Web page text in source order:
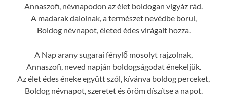
Annaszofi, névnapodon az élet boldogan vigyáz rád.
A madarak dalolnak, a természet nevédbe borul,
Boldog névnapot, életed édes virágait hozza.
A Nap arany sugarai fénylő mosolyt rajzolnak,
Annaszofi, neved napján boldogságodat énekeljük.
Az élet édes éneke együtt szól, kívánva boldog perceket,
Boldog névnapot, szeretet és öröm díszítse a napot.